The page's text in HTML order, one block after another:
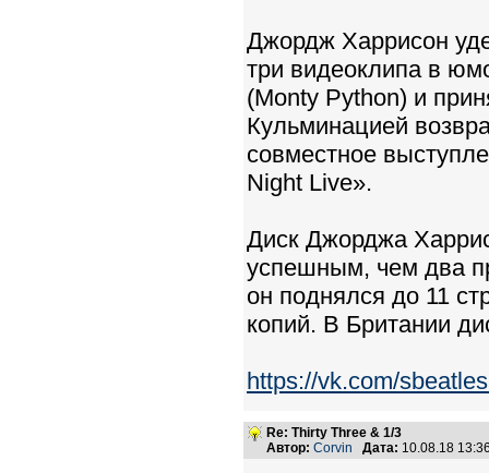
Джордж Харрисон
три видеоклипа в
(Monty Python) и
Кульминацией
совместное
Night Live».
Диск Джорджа
успешным, чем два
он поднялся до 11
копий. В Британии
https://vk.com/
Re: Thirty Three & 1/3
Автор: Corvin Дата: 10.08.18